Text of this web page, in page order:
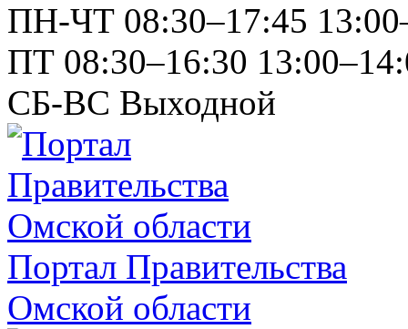
ПН-ЧТ 08:30–17:45
ПТ 08:30–16:30
СБ-ВС Выходной
Портал Правительства
Омской области